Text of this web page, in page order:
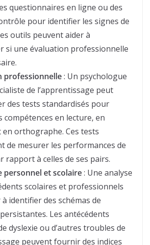
questionnaires en ligne ou des
pour identifier les signes de
outils peuvent aider à
si une évaluation professionnelle
professionnelle: Un psychologue
de l’apprentissage peut
des tests standardisés pour
compétences en lecture, en
orthographe. Ces tests
de mesurer les performances de
rapport à celles de ses pairs.
personnel et scolaire: Une analyse
scolaires et professionnels
identifier des schémas de
Les antécédents
dyslexie ou d’autres troubles de
peuvent fournir des indices